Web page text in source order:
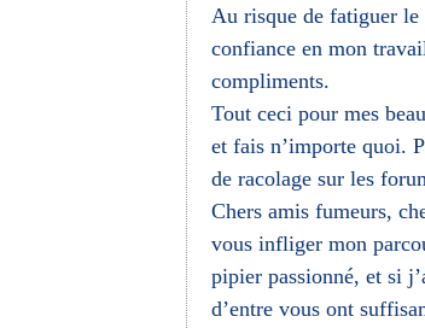
Au risque de fatiguer le
confiance en mon
compliments.
Tout ceci pour mes
et fais n’importe quoi.
de racolage sur les
Chers amis fumeurs,
vous infliger mon
pipier passionné, et si
d’entre vous ont